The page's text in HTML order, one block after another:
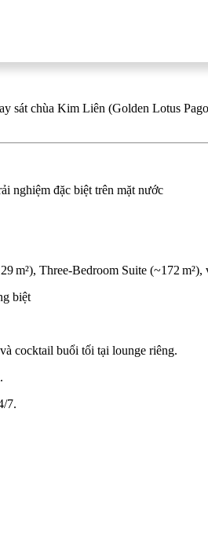
chùa Kim Liên (Golden Lotus
nghiệm đặc biệt trên mặt nước
m²), Three-Bedroom Suite (~172 m²),
biệt
cocktail buổi tối tại lounge riêng.
7.